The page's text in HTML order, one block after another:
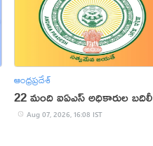
ఆంధ్రప్రదేశ్
22 మంది ఐఏఎస్‌ అధికారుల బదిలీ
Aug 07, 2026, 16:08 IST